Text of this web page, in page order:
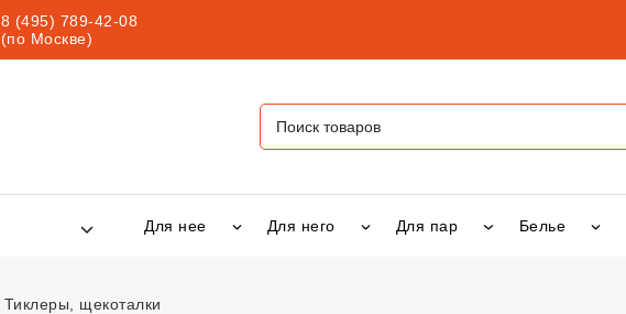
8 (495) 789-42-08
(по Москве)
Для нее Для него Для пар Белье
Тиклеры, щекоталки